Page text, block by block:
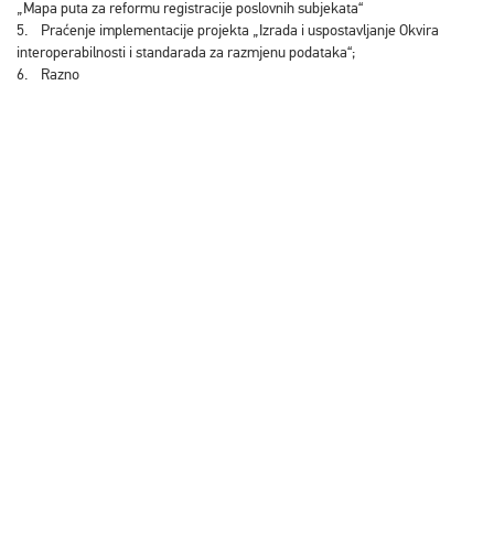
„Mapa puta za reformu registracije poslovnih subjekata“
5. Praćenje implementacije projekta „Izrada i uspostavljanje Okvira
interoperabilnosti i standarada za razmjenu podataka“;
6. Razno